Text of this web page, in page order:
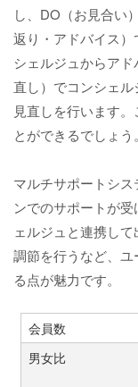
し、DO（お見合い
返り・アドバイス
シェルジュからア
直し）でコンシェ
見直しを行います
とができるでしょう。
マルチサポートシ
ンでのサポートが
ェルジュと連携し
調節を行うなど、
る点が魅力です。
会員数
男女比